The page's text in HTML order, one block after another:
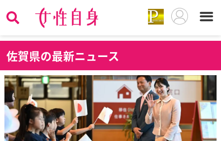
佐賀県の最新ニュース